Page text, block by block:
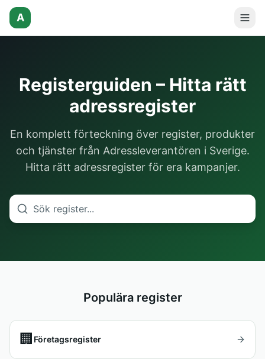
A
Registerguiden – Hitta rätt
adressregister
En komplett förteckning över register, produkter
och tjänster från Adressleverantören i Sverige.
Hitta rätt adressregister för era kampanjer.
Populära register
🏢 Företagsregister